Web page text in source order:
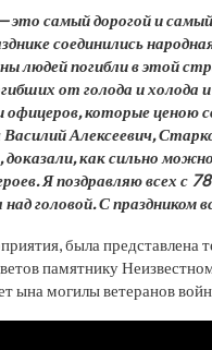
это самый дорогой и
соединились
людей погибли в этой
от голода и
которые ценою
Алексеевич,
как сильно
Я поздравляю всех с
головой. С праздником
была
памятнику
ына могилы ветеранов